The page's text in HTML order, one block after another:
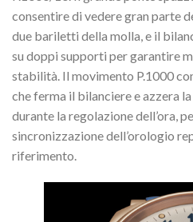
consentire di vedere gran parte
due bariletti della molla, e il
su doppi supporti per garantire
stabilità. Il movimento P.1000
che ferma il bilanciere e azzera
durante la regolazione dell’ora,
sincronizzazione dell’orologio
riferimento.